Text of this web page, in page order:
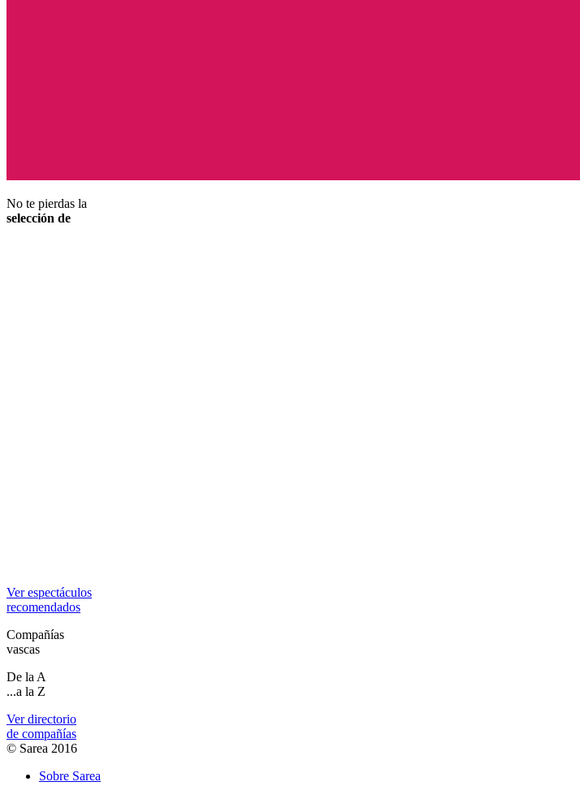
No te pierdas la
selección de
Ver espectáculos
recomendados
Compañías
vascas
De la A
...a la Z
Ver directorio
de compañías
© Sarea 2016
Sobre Sarea